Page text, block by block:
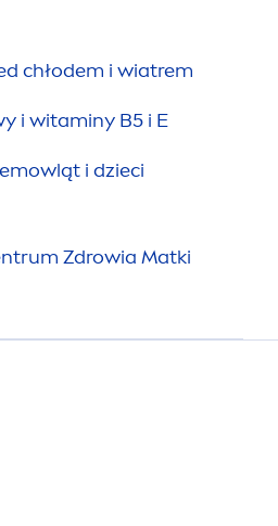
chłodem i wiatrem
i witaminy B5 i E
i dzieci
Zdrowia Matki